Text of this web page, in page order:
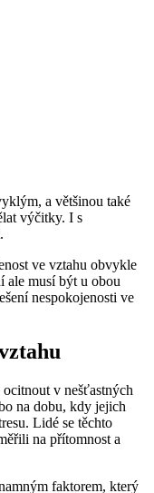
a většinou také
výčitky. I s
ve vztahu obvykle
ale musí být u obou
nespokojenosti ve
v nešťastných
na dobu, kdy jejich
Lidé se těchto
na přítomnost a
faktorem, který